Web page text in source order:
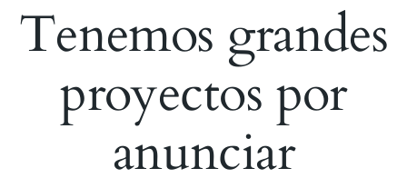
Tenemos grandes
proyectos por
anunciar